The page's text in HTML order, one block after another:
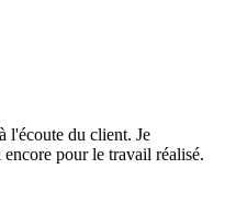
l'écoute du client. Je
pour le travail réalisé.